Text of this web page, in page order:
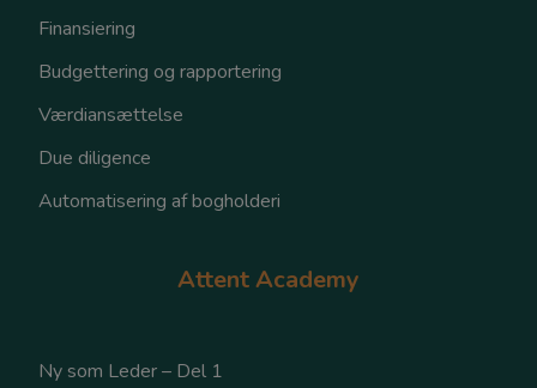
Finansiering
Budgettering og rapportering
Værdiansættelse
Due diligence
Automatisering af bogholderi
Attent Academy
Ny som Leder – Del 1